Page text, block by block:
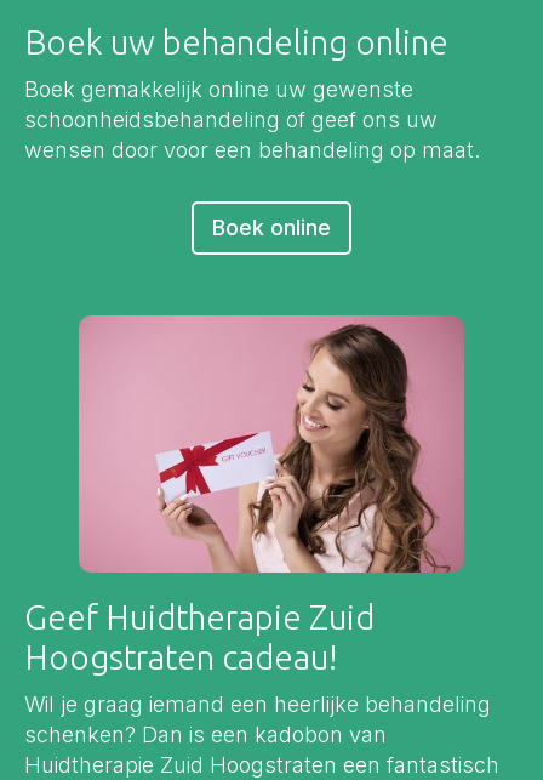
Boek uw behandeling online
Boek gemakkelijk online uw gewenste
schoonheidsbehandeling of geef ons uw
wensen door voor een behandeling op maat.
Boek online
Geef Huidtherapie Zuid
Hoogstraten cadeau!
Wil je graag iemand een heerlijke behandeling
schenken? Dan is een kadobon van
Huidtherapie Zuid Hoogstraten een fantastisch